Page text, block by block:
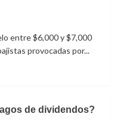
entre $6,000 y $7,000
provocadas por...
de dividendos?